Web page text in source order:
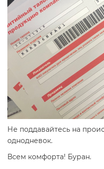
Не поддавайтесь на
однодневок.
Всем комфорта! Буран.